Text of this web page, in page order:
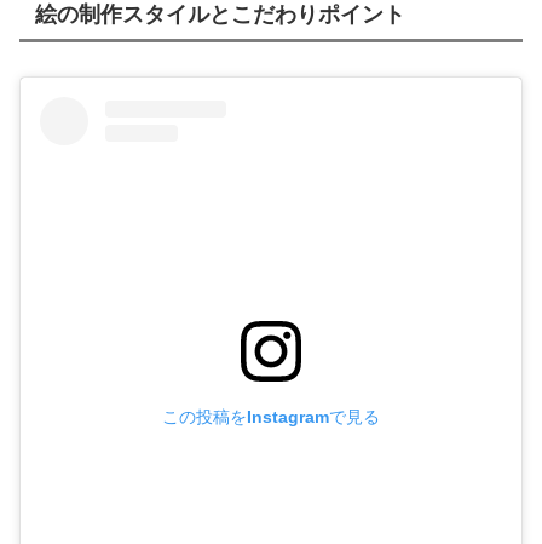
絵の制作スタイルとこだわりポイント
この投稿をInstagramで見る